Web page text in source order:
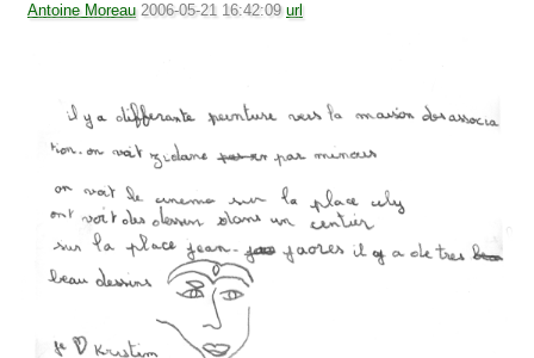
Antoine Moreau 2006-05-21 16:42:09 url